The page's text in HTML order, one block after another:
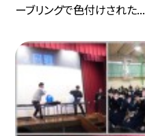
ーブリングで色付けされた...